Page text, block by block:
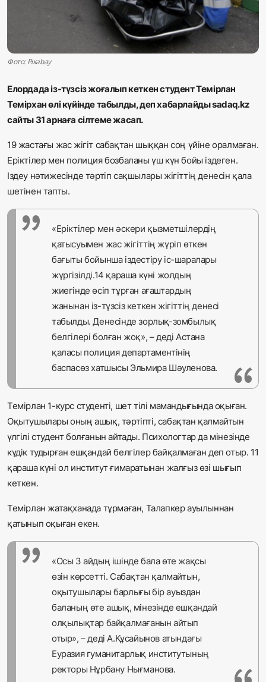
Спорт
Әлем
Журналистік зерттеу
Қазақ тілі
Фото: Pixabay
Елордада із-түзсіз жоғалып кеткен студент Темірлан
Темірхан өлі күйінде табылды, деп хабарлайды sadaq.kz
сайты 31 арнаға сілтеме жасап.
19 жастағы жас жігіт сабақтан шыққан соң үйіне оралмаған.
Еріктілер мен полиция бозбаланы үш күн бойы іздеген.
Іздеу нәтижесінде тәртіп сақшылары жігіттің денесін қала
шетінен тапты.
«Еріктілер мен әскери қызметшілердің
қатысуымен жас жігіттің жүріп өткен
бағыты бойынша іздестіру іс-шаралары
жүргізілді.14 қараша күні жолдың
жиегінде өсіп тұрған ағаштардың
жанынан із-түзсіз кеткен жігіттің денесі
табылды. Денесінде зорлық-зомбылық
белгілері болған жоқ», – деді Астана
қаласы полиция департаментінің
баспасөз хатшысы Эльмира Шәуленова.
Темірлан 1-курс студенті, шет тілі мамандығында оқыған.
Оқытушылары оның ашық, тәртіпті, сабақтан қалмайтын
үлгілі студент болғанын айтады. Психологтар да мінезінде
күдік тудырған ешқандай белгілер байқалмаған деп отыр. 11
қараша күні ол институт ғимаратынан жалғыз өзі шығып
кеткен.
Темірлан жатақханада тұрмаған, Талапкер ауылыннан
қатынып оқыған екен.
«Осы 3 айдың ішінде бала өте жақсы
өзін көрсетті. Сабақтан қалмайтын,
оқытушылары барлығы бір ауыздан
баланың өте ашық, мінезінде ешқандай
олқылықтар байқалмағанын айтып
отыр», – деді А.Құсайынов атындағы
Еуразия гуманитарлық институтының
ректоры Нұрбану Нығманова.